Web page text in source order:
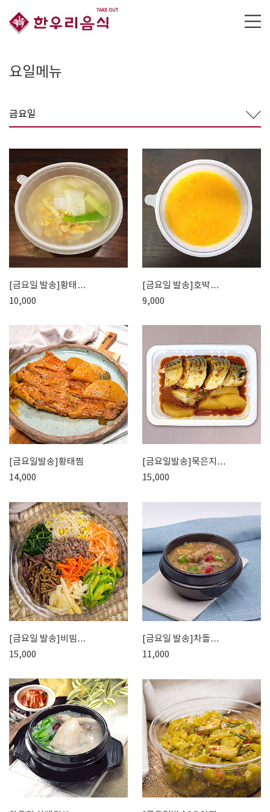
요일메뉴
금요일
[금요일 발송]황태…
10,000
[금요일 발송]호박…
9,000
[금요일발송]황태찜
14,000
[금요일발송]묵은지…
15,000
[금요일 발송]비빔…
15,000
[금요일 발송]차돌…
11,000
[금요일 발송]한우…
12,000
[금요일 발송]감자…
6,500
[금요일 발송]해파…
10,000
[금요일 발송]오징…
14,000